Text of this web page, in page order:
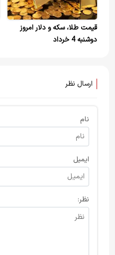
قیمت طلا، سکه و دلار امروز
دوشنبه 4 خرداد
ارسال نظر
نام
ایمیل
نظر: